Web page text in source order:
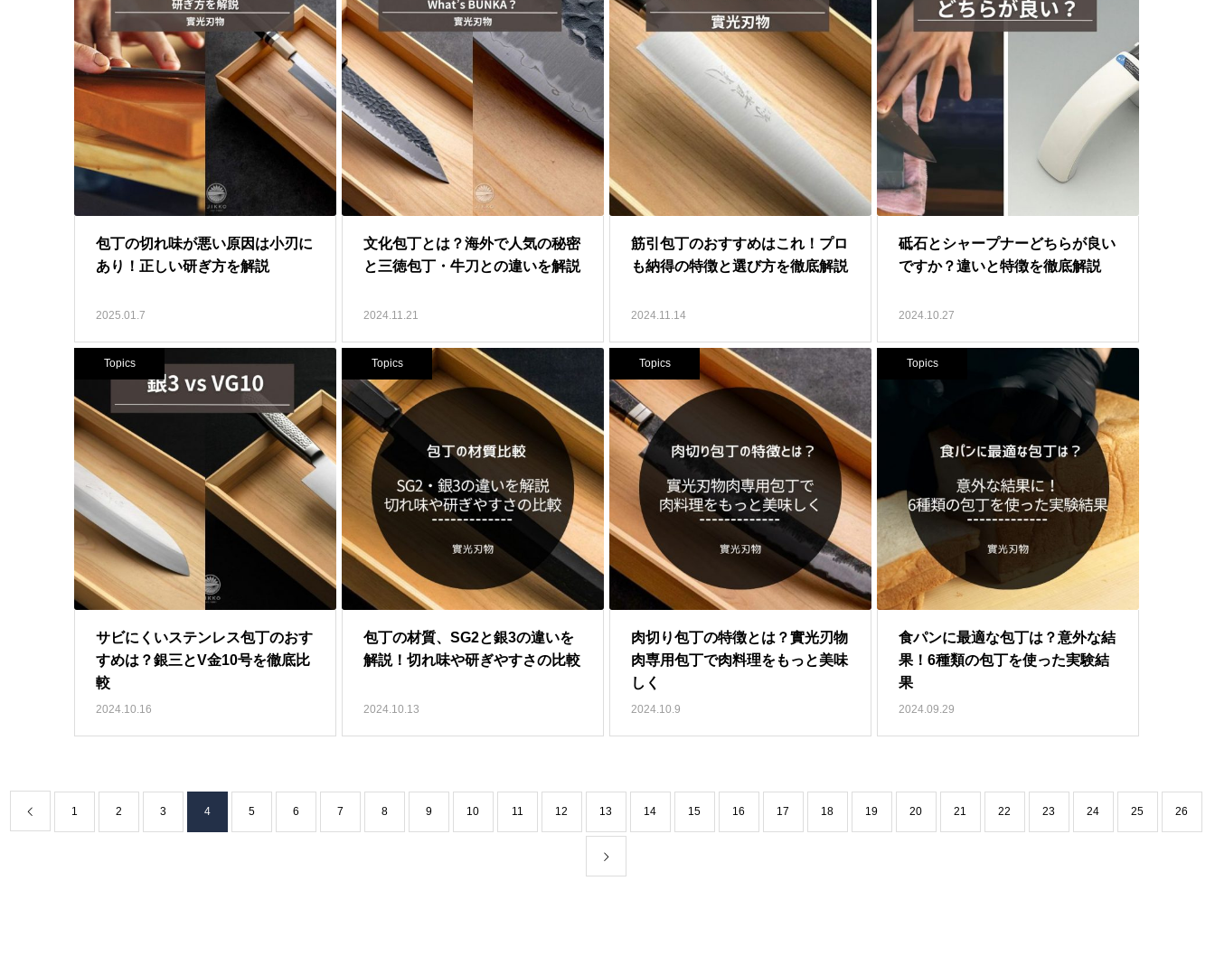
包丁の切れ味が悪い原因は小刃に
あり！正しい研ぎ方を解説
2025.01.7
文化包丁とは？海外で人気の秘密
と三徳包丁・牛刀との違いを解説
2024.11.21
筋引包丁のおすすめはこれ！プロ
も納得の特徴と選び方を徹底解説
2024.11.14
砥石とシャープナーどちらが良い
ですか？違いと特徴を徹底解説
2024.10.27
Topics
サビにくいステンレス包丁のおす
すめは？銀三とV金10号を徹底比
較
2024.10.16
Topics
包丁の材質、SG2と銀3の違いを
解説！切れ味や研ぎやすさの比較
2024.10.13
Topics
肉切り包丁の特徴とは？實光刃物
肉専用包丁で肉料理をもっと美味
しく
2024.10.9
Topics
食パンに最適な包丁は？意外な結
果！6種類の包丁を使った実験結
果
2024.09.29
1 2 3 4 5 6 7 8 9 10 11 12 13 14 15 16 17 18 19 20 21 22 23 24 25 26